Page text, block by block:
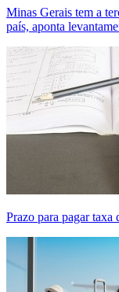
Minas Gerais tem a
país, aponta
Prazo para pagar